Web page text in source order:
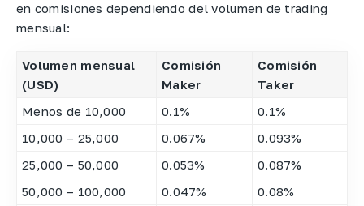
en comisiones dependiendo del volumen de trading
mensual:
Volumen mensual
(USD)
Comisión
Maker
Comisión
Taker
Menos de 10,000
0.1%
0.1%
10,000 – 25,000
0.067%
0.093%
25,000 – 50,000
0.053%
0.087%
50,000 – 100,000
0.047%
0.08%